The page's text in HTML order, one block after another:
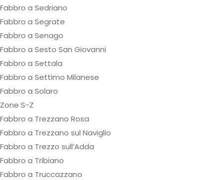
Fabbro a Sedriano
Fabbro a Segrate
Fabbro a Senago
Fabbro a Sesto San Giovanni
Fabbro a Settala
Fabbro a Settimo Milanese
Fabbro a Solaro
Zone S-Z
Fabbro a Trezzano Rosa
Fabbro a Trezzano sul Naviglio
Fabbro a Trezzo sull’Adda
Fabbro a Tribiano
Fabbro a Truccazzano